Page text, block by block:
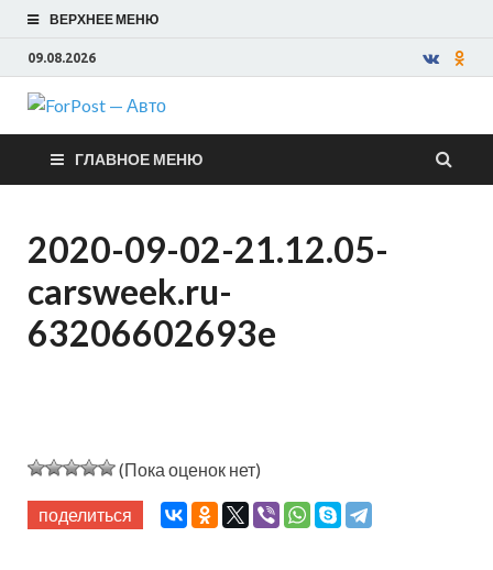
ВЕРХНЕЕ МЕНЮ
09.08.2026
ForPost —
Авто
ГЛАВНОЕ МЕНЮ
2020-09-02-21.12.05-
carsweek.ru-
63206602693e
(Пока оценок нет)
поделиться